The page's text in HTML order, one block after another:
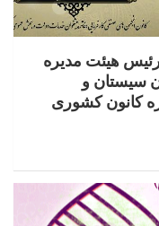
هیئت مدیره
سیستان و
کانون کشوری